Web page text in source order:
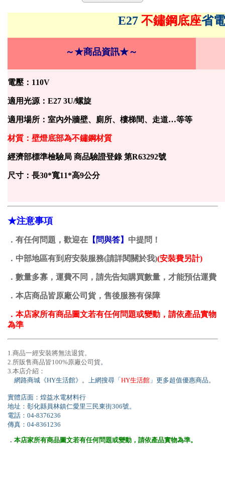
E27 不鏽鋼底座省
～★商品資訊★～
電壓：110V
適用光源：E27 3U/螺旋
適用場所：室內外牆壁、廁所、樓梯間、走道…等等
材質：壁燈底部為不鏽鋼材質
經濟部標準檢驗局 商品驗證登錄 第R63292號
尺寸：長30*寬11*高9公分
★注意事項
． 有任何問題，歡迎在【問與答】 中提問！
．中部地區有到府安裝服務(請詳閱關於我)(安裝費另計)
．數量多寡，運費不同，請先告知購買數量，才能預估運費
．本店商品皆原廠公司貨，售後服務有保障
．本店家所有商品圖文若有任何問題或變動，請依產品實物
為準
1.商品一經安裝將無法退貨。
2.所販售商品皆100%原廠公司貨。
3.本店介紹：
網路商城《HY生活館》。上網搜尋「 HY生活館」更多超值優惠商品。
實體店面：煌益水電材料行
地址：彰化縣員林鎮仁愛里三民東街306號。
電話：04-8376236
傳真：04-8361236
． 本店家所有商品圖文若有任何問題或變動，請依產品實物為準。